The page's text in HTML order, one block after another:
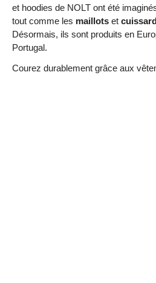
et hoodies de NOLT ont été
tout comme les maillots et
Désormais, ils sont produits en
Portugal.
Courez durablement grâce aux